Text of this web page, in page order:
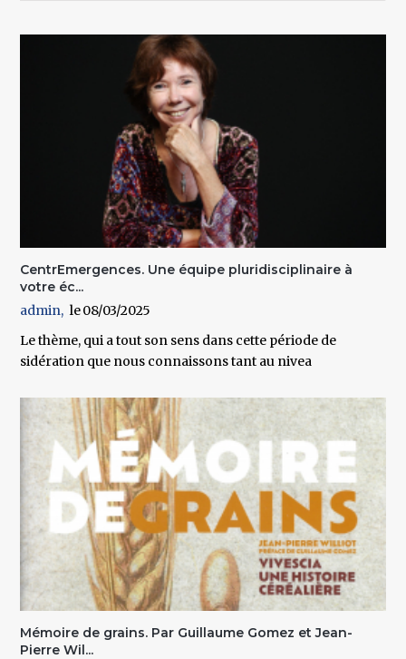
CentrEmergences. Une équipe pluridisciplinaire à
votre éc...
admin
08/03/2025
Le thème, qui a tout son sens dans cette période de
sidération que nous connaissons tant au nivea
Mémoire de grains. Par Guillaume Gomez et Jean-
Pierre Wil...